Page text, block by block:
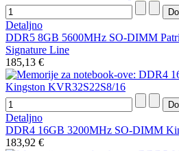
Detaljno
DDR5 8GB 5600MHz SO-DIMM
Signature Line
185,13 €
Detaljno
DDR4 16GB 3200MHz SO-DIMM
183,92 €